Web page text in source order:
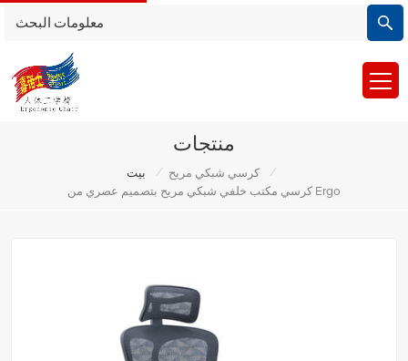
منتجات
بيت / كرسي شبكي مريح
/
كرسي مكتب خلفي شبكي مريح بتصميم عصري من Ergo